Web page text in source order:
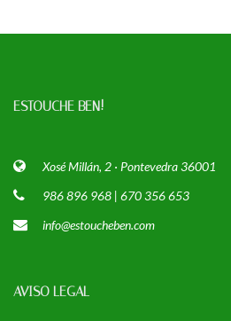
ESTOUCHE BEN!
Xosé Millán, 2 · Pontevedra 36001
986 896 968 | 670 356 653
info@estoucheben.com
AVISO LEGAL